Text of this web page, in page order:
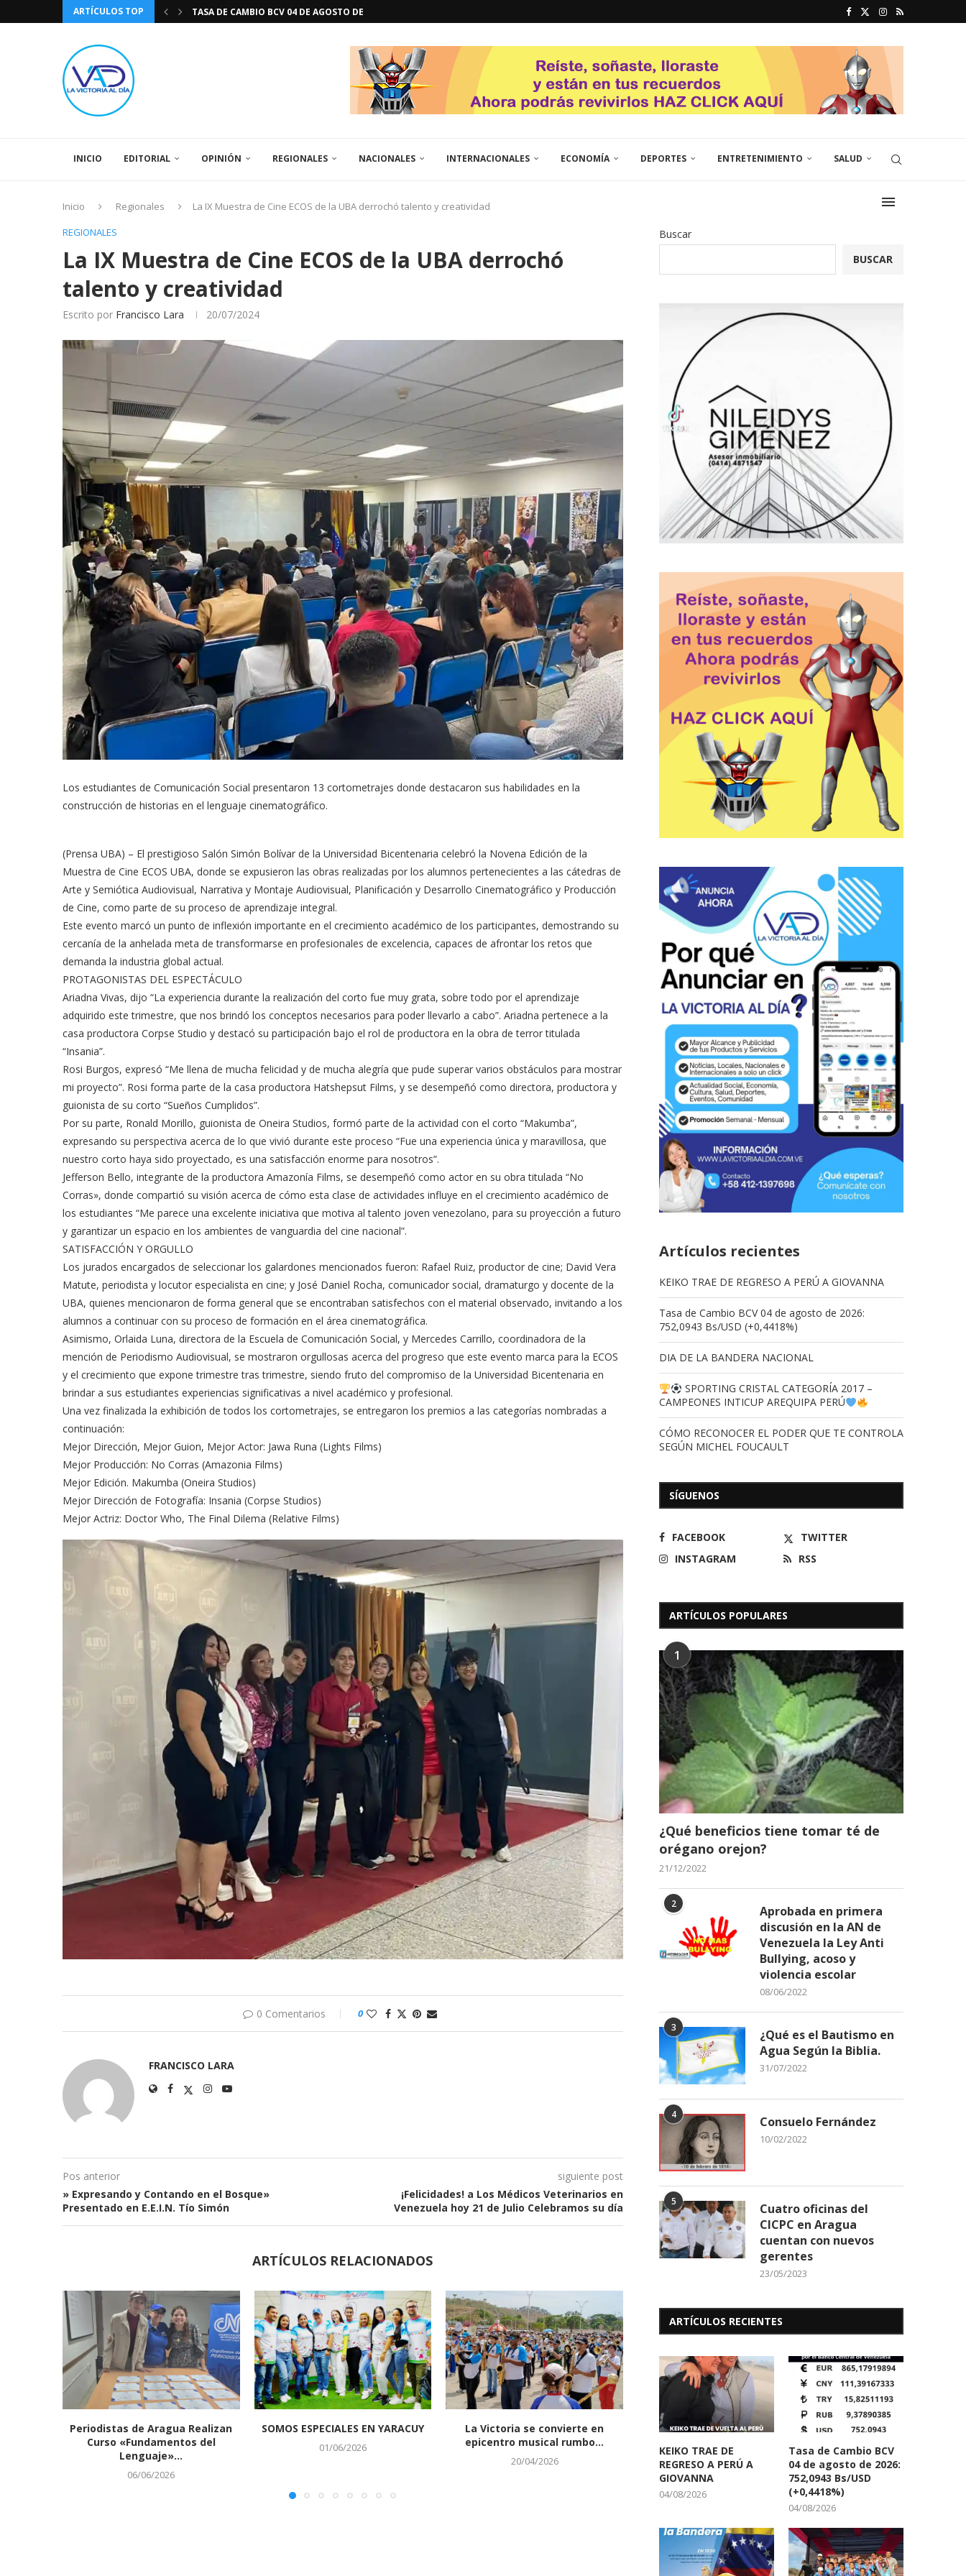
ARTÍCULOS TOP
TASA DE CAMBIO BCV 04 DE AGOSTO DE...
INICIO EDITORIAL OPINIÓN REGIONALES NACIONALES INTERNACIONALES ECONOMÍA DEPORTES ENTRETENIMIENTO SALUD
Inicio Regionales
La IX Muestra de Cine ECOS de la UBA derrochó talento y creatividad
REGIONALES
La IX Muestra de Cine ECOS de la UBA derrochó
talento y creatividad
Escrito por Francisco Lara 20/07/2024
Los estudiantes de Comunicación Social presentaron 13 cortometrajes donde destacaron sus habilidades en la
construcción de historias en el lenguaje cinematográfico.
(Prensa UBA) – El prestigioso Salón Simón Bolívar de la Universidad Bicentenaria celebró la Novena Edición de la
Muestra de Cine ECOS UBA, donde se expusieron las obras realizadas por los alumnos pertenecientes a las cátedras de
Arte y Semiótica Audiovisual, Narrativa y Montaje Audiovisual, Planificación y Desarrollo Cinematográfico y Producción
de Cine, como parte de su proceso de aprendizaje integral.
Este evento marcó un punto de inflexión importante en el crecimiento académico de los participantes, demostrando su
cercanía de la anhelada meta de transformarse en profesionales de excelencia, capaces de afrontar los retos que
demanda la industria global actual.
PROTAGONISTAS DEL ESPECTÁCULO
Ariadna Vivas, dijo “La experiencia durante la realización del corto fue muy grata, sobre todo por el aprendizaje
adquirido este trimestre, que nos brindó los conceptos necesarios para poder llevarlo a cabo”. Ariadna pertenece a la
casa productora Corpse Studio y destacó su participación bajo el rol de productora en la obra de terror titulada
“Insania”.
Rosi Burgos, expresó “Me llena de mucha felicidad y de mucha alegría que pude superar varios obstáculos para mostrar
mi proyecto”. Rosi forma parte de la casa productora Hatshepsut Films, y se desempeñó como directora, productora y
guionista de su corto “Sueños Cumplidos”.
Por su parte, Ronald Morillo, guionista de Oneira Studios, formó parte de la actividad con el corto “Makumba”,
expresando su perspectiva acerca de lo que vivió durante este proceso “Fue una experiencia única y maravillosa, que
nuestro corto haya sido proyectado, es una satisfacción enorme para nosotros”.
Jefferson Bello, integrante de la productora Amazonía Films, se desempeñó como actor en su obra titulada “No
Corras», donde compartió su visión acerca de cómo esta clase de actividades influye en el crecimiento académico de
los estudiantes “Me parece una excelente iniciativa que motiva al talento joven venezolano, para su proyección a futuro
y garantizar un espacio en los ambientes de vanguardia del cine nacional”.
SATISFACCIÓN Y ORGULLO
Los jurados encargados de seleccionar los galardones mencionados fueron: Rafael Ruiz, productor de cine; David Vera
Matute, periodista y locutor especialista en cine; y José Daniel Rocha, comunicador social, dramaturgo y docente de la
UBA, quienes mencionaron de forma general que se encontraban satisfechos con el material observado, invitando a los
alumnos a continuar con su proceso de formación en el área cinematográfica.
Asimismo, Orlaida Luna, directora de la Escuela de Comunicación Social, y Mercedes Carrillo, coordinadora de la
mención de Periodismo Audiovisual, se mostraron orgullosas acerca del progreso que este evento marca para la ECOS
y el crecimiento que expone trimestre tras trimestre, siendo fruto del compromiso de la Universidad Bicentenaria en
brindar a sus estudiantes experiencias significativas a nivel académico y profesional.
Una vez finalizada la exhibición de todos los cortometrajes, se entregaron los premios a las categorías nombradas a
continuación:
Mejor Dirección, Mejor Guion, Mejor Actor: Jawa Runa (Lights Films)
Mejor Producción: No Corras (Amazonia Films)
Mejor Edición. Makumba (Oneira Studios)
Mejor Dirección de Fotografía: Insania (Corpse Studios)
Mejor Actriz: Doctor Who, The Final Dilema (Relative Films)
0 Comentarios 0
FRANCISCO LARA
Pos anterior
» Expresando y Contando en el Bosque»
Presentado en E.E.I.N. Tío Simón
siguiente post
¡Felicidades! a Los Médicos Veterinarios en
Venezuela hoy 21 de Julio Celebramos su día
ARTÍCULOS RELACIONADOS
Periodistas de Aragua Realizan
Curso «Fundamentos del
Lenguaje»...
06/06/2026
SOMOS ESPECIALES EN YARACUY
01/06/2026
La Victoria se convierte en
epicentro musical rumbo...
20/04/2026
Periodistas recibieron equipo en
14/03/2026
Mujeres
compromiso...
Buscar
BUSCAR
Artículos recientes
KEIKO TRAE DE REGRESO A PERÚ A GIOVANNA
Tasa de Cambio BCV 04 de agosto de 2026:
752,0943 Bs/USD (+0,4418%)
DIA DE LA BANDERA NACIONAL
SPORTING CRISTAL CATEGORÍA 2017 –
CAMPEONES INTICUP AREQUIPA PERÚ
CÓMO RECONOCER EL PODER QUE TE CONTROLA
SEGÚN MICHEL FOUCAULT
SÍGUENOS
FACEBOOK
TWITTER
INSTAGRAM
RSS
ARTÍCULOS POPULARES
1
¿Qué beneficios tiene tomar té de
orégano orejon?
21/12/2022
2
Aprobada en primera
discusión en la AN de
Venezuela la Ley Anti
Bullying, acoso y
violencia escolar
08/06/2022
3
¿Qué es el Bautismo en
Agua Según la Biblia.
31/07/2022
4 Consuelo Fernández
10/02/2022
5
Cuatro oficinas del
CICPC en Aragua
cuentan con nuevos
gerentes
23/05/2023
ARTÍCULOS RECIENTES
KEIKO TRAE DE
REGRESO A PERÚ A
GIOVANNA
04/08/2026
Tasa de Cambio BCV
04 de agosto de 2026:
752,0943 Bs/USD
(+0,4418%)
04/08/2026